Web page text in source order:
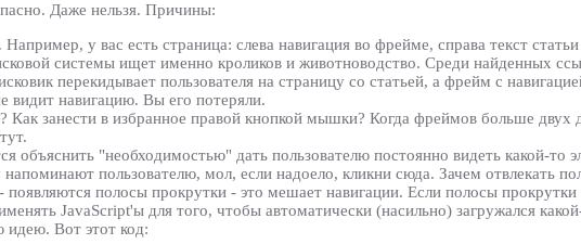
Даже нельзя. Причины:
у вас есть страница: слева навигация во фрейме, справа текст
системы ищет именно кроликов и животноводство. Среди найденных
перекидывает пользователя на страницу со статьей, а фрейм с
видит навигацию. Вы его потеряли.
занести в избранное правой кнопкой мышки? Когда фреймов больше двух
объяснить "необходимостью" дать пользователю постоянно видеть какой-то
пользователю, мол, если надоело, кликни сюда. Зачем отвлекать
появляются полосы прокрутки - это мешает навигации. Если полосы
JavaScript'ы для того, чтобы автоматически (насильно) загружался
идею. Вот этот код: